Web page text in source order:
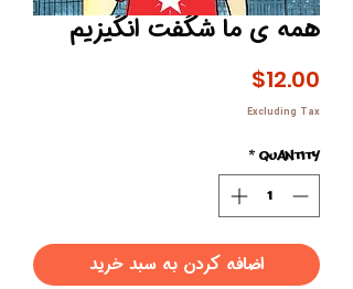
همه ی ما شگفت انگیزیم
$12.00
Excluding Tax
Quantity
*
اضافه کردن به سبد خرید